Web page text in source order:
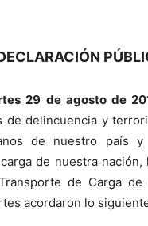
29 de agosto de
de delincuencia y
de nuestro país y
de nuestra nación,
de Carga
acordaron lo